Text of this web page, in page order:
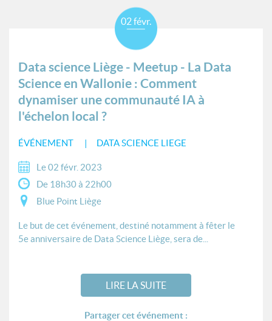
Data science Liège - Meetup - La Data
Science en Wallonie : Comment
dynamiser une communauté IA à
l'échelon local ?
ÉVÉNEMENT DATA SCIENCE LIEGE
02 févr.
Le 02 févr. 2023
De 18h30 à 22h00
Blue Point Liège
Le but de cet événement, destiné notamment à fêter le
5e anniversaire de Data Science Liège, sera de...
LIRE LA SUITE
Partager cet événement :